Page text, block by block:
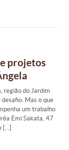
projetos
região do Jardim
Mas o que
um trabalho
Emi Sakata, 47
[…]